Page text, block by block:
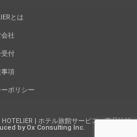
とは
社
付
項
ポリシー
| ホテル旅館サービス・商品比較.
by Ox Consulting Inc.